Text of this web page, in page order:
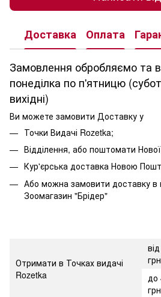
Доставка Оплата
Замовлення обробляємо та
понеділка по п'ятницю
вихідні)
Ви можете замовити Доставку у
Точки Видачі Rozetka;
Відділення, або поштомати
Кур'єрська доставка Новою
Або можна замовити доставку
Зоомагазин "Брідер"
Отримати в Точках видачі
Rozetka
грн
до
грн